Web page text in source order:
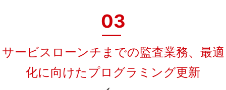
03
サービスローンチまでの監査業務、最適
化に向けたプログラミング更新